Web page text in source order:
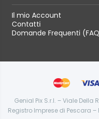
Il mio Account
Contatti
Domande Frequenti
Genial Pix S.r.l. – Viale Della
Registro Imprese di Pescara –